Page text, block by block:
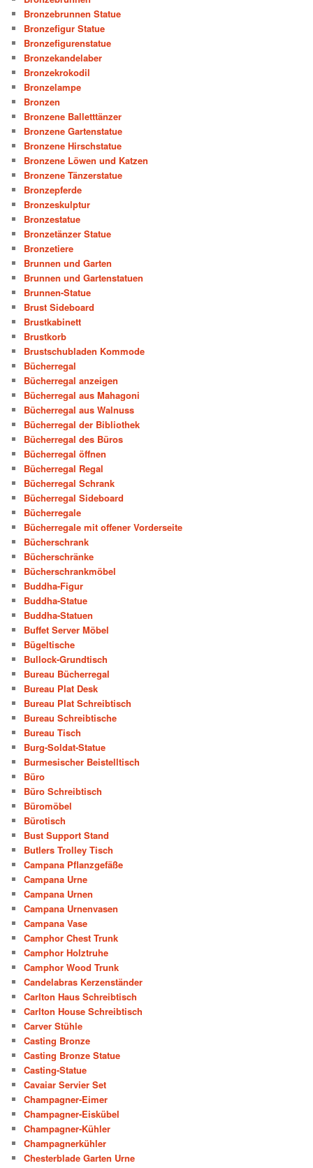
Bronzebrunnen Statue
Bronzefigur Statue
Bronzefigurenstatue
Bronzekandelaber
Bronzekrokodil
Bronzelampe
Bronzen
Bronzene Balletttänzer
Bronzene Gartenstatue
Bronzene Hirschstatue
Bronzene Löwen und Katzen
Bronzene Tänzerstatue
Bronzepferde
Bronzeskulptur
Bronzestatue
Bronzetänzer Statue
Bronzetiere
Brunnen und Garten
Brunnen und Gartenstatuen
Brunnen-Statue
Brust Sideboard
Brustkabinett
Brustkorb
Brustschubladen Kommode
Bücherregal
Bücherregal anzeigen
Bücherregal aus Mahagoni
Bücherregal aus Walnuss
Bücherregal der Bibliothek
Bücherregal des Büros
Bücherregal öffnen
Bücherregal Regal
Bücherregal Schrank
Bücherregal Sideboard
Bücherregale
Bücherregale mit offener Vorderseite
Bücherschrank
Bücherschränke
Bücherschrankmöbel
Buddha-Figur
Buddha-Statue
Buddha-Statuen
Buffet Server Möbel
Bügeltische
Bullock-Grundtisch
Bureau Bücherregal
Bureau Plat Desk
Bureau Plat Schreibtisch
Bureau Schreibtische
Bureau Tisch
Burg-Soldat-Statue
Burmesischer Beistelltisch
Büro
Büro Schreibtisch
Büromöbel
Bürotisch
Bust Support Stand
Butlers Trolley Tisch
Campana Pflanzgefäße
Campana Urne
Campana Urnen
Campana Urnenvasen
Campana Vase
Camphor Chest Trunk
Camphor Holztruhe
Camphor Wood Trunk
Candelabras Kerzenständer
Carlton Haus Schreibtisch
Carlton House Schreibtisch
Carver Stühle
Casting Bronze
Casting Bronze Statue
Casting-Statue
Cavaiar Servier Set
Champagner-Eimer
Champagner-Eiskübel
Champagner-Kühler
Champagnerkühler
Chesterblade Garten Urne